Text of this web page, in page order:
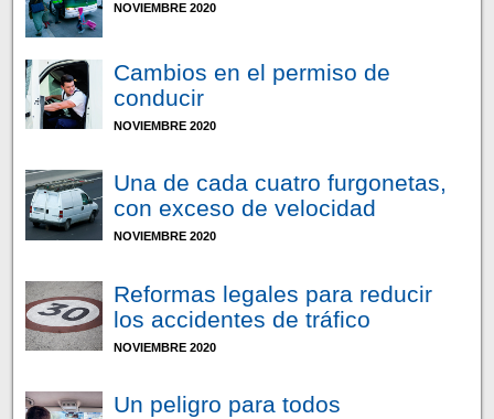
NOVIEMBRE 2020
Cambios en el permiso de
conducir
NOVIEMBRE 2020
Una de cada cuatro furgonetas,
con exceso de velocidad
NOVIEMBRE 2020
Reformas legales para reducir
los accidentes de tráfico
NOVIEMBRE 2020
Un peligro para todos